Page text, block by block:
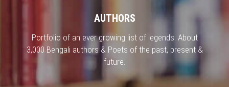
AUTHORS
Portfolio of an ever growing list of legends. About
3,000 Bengali authors & Poets of the past, present &
future.